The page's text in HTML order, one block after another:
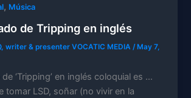
, Música
de Tripping en inglés
writer & presenter VOCATIC MEDIA /May 7,
‘Tripping’ en inglés coloquial es …
tomar LSD, soñar (no vivir en la